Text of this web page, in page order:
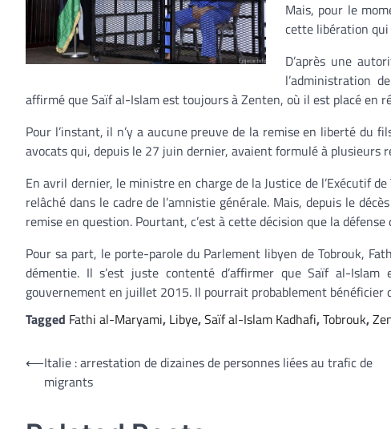
Mais, pour le
cette libération qui
D’après une
l’administration
affirmé que Saïf al-Islam est toujours à Zenten, où il est placé en
Pour l’instant, il n’y a aucune preuve de la remise en liberté du
avocats qui, depuis le 27 juin dernier, avaient formulé à plusieurs
En avril dernier, le ministre en charge de la Justice de l’Exécutif
relâché dans le cadre de l’amnistie générale. Mais, depuis le
remise en question. Pourtant, c’est à cette décision que la
Pour sa part, le porte-parole du Parlement libyen de Tobrouk,
démentie. Il s’est juste contenté d’affirmer que Saïf al-
gouvernement en juillet 2015. Il pourrait probablement
Tagged Fathi al-Maryami, Libye,Saïf al-Islam Kadhafi,Tobrouk,
Navigation
⟵Italie : arrestation de dizaines de personnes liées au trafic de
migrants